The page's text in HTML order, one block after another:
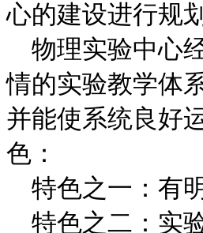
心的建设进行规
物理实验中心
情的实验教学体
并能使系统良好
色：
特色之一：有
特色之二：实